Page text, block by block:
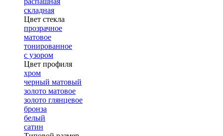
складная
Цвет стекла
прозрачное
матовое
тонированное
с узором
Цвет профиля
хром
черный матовый
золото матовое
золото глянцевое
бронза
белый
сатин